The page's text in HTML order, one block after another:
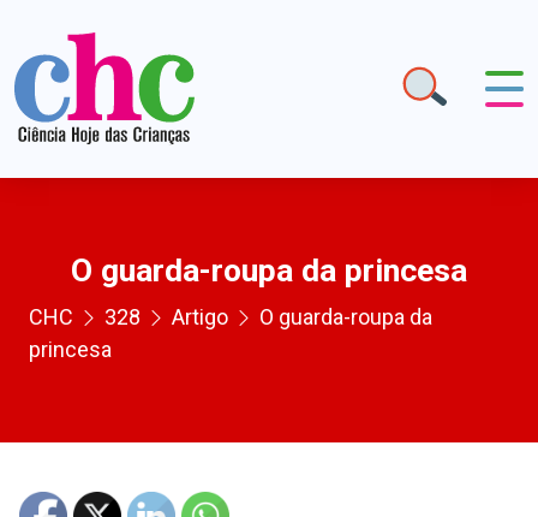
O guarda-roupa da princesa
CHC 328 Artigo
O guarda-roupa da
princesa